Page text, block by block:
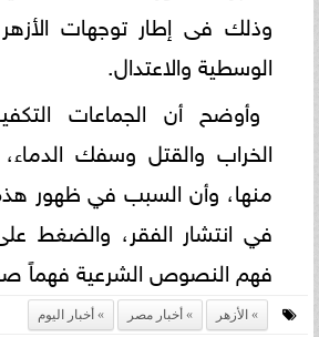
وذلك فى إطار توجهات
الوسطية والاعتدال.
وأوضح أن الجماعات
الخراب والقتل وسفك
منها، وأن السبب في ظهور
في انتشار الفقر، والضغط
فهم النصوص الشرعية فهماً
الأزهر أخبار مصر أخبار اليوم